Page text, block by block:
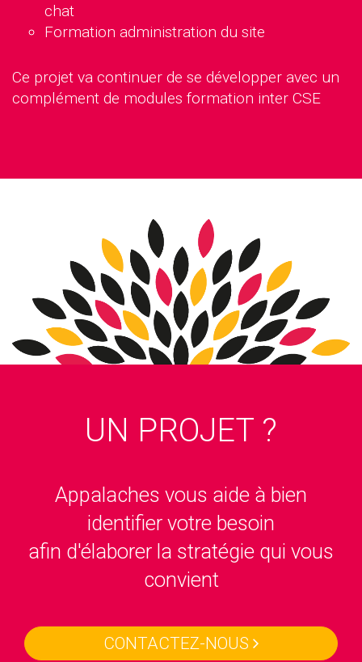
chat
Formation administration du site
Ce projet va continuer de se développer avec un
complément de modules formation inter CSE
UN PROJET ?
Appalaches vous aide à bien
identifier votre besoin
afin d'élaborer la stratégie qui vous
convient
CONTACTEZ-NOUS